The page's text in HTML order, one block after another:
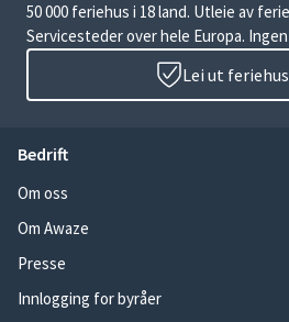
50 000 feriehus i 18 land. Utleie av
Servicesteder over hele Europa.
Lei ut
Bedrift
Om oss
Om Awaze
Presse
Innlogging for byråer